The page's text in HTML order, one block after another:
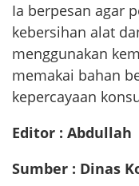
Ia berpesan agar
kebersihan alat
menggunakan
memakai bahan
kepercayaan
Editor : Abdullah
Sumber : Dinas